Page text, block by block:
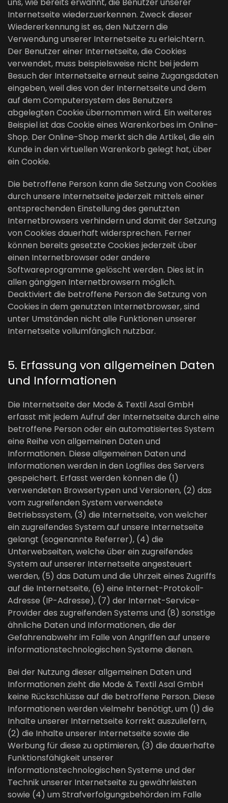
Internetseite wiederzuerkennen. Zweck dieser
Wiedererkennung ist es, den Nutzern die
Verwendung unserer Internetseite zu erleichtern.
Der Benutzer einer Internetseite, die Cookies
verwendet, muss beispielsweise nicht bei jedem
Besuch der Internetseite erneut seine Zugangsdaten
eingeben, weil dies von der Internetseite und dem
auf dem Computersystem des Benutzers
abgelegten Cookie übernommen wird. Ein weiteres
Beispiel ist das Cookie eines Warenkorbes im Online-
Shop. Der Online-Shop merkt sich die Artikel, die ein
Kunde in den virtuellen Warenkorb gelegt hat, über
ein Cookie.
Die betroffene Person kann die Setzung von Cookies
durch unsere Internetseite jederzeit mittels einer
entsprechenden Einstellung des genutzten
Internetbrowsers verhindern und damit der Setzung
von Cookies dauerhaft widersprechen. Ferner
können bereits gesetzte Cookies jederzeit über
einen Internetbrowser oder andere
Softwareprogramme gelöscht werden. Dies ist in
allen gängigen Internetbrowsern möglich.
Deaktiviert die betroffene Person die Setzung von
Cookies in dem genutzten Internetbrowser, sind
unter Umständen nicht alle Funktionen unserer
Internetseite vollumfänglich nutzbar.
5. Erfassung von allgemeinen Daten
und Informationen
Die Internetseite der Mode & Textil Asal GmbH
erfasst mit jedem Aufruf der Internetseite durch eine
betroffene Person oder ein automatisiertes System
eine Reihe von allgemeinen Daten und
Informationen. Diese allgemeinen Daten und
Informationen werden in den Logfiles des Servers
gespeichert. Erfasst werden können die (1)
verwendeten Browsertypen und Versionen, (2) das
vom zugreifenden System verwendete
Betriebssystem, (3) die Internetseite, von welcher
ein zugreifendes System auf unsere Internetseite
gelangt (sogenannte Referrer), (4) die
Unterwebseiten, welche über ein zugreifendes
System auf unserer Internetseite angesteuert
werden, (5) das Datum und die Uhrzeit eines Zugriffs
auf die Internetseite, (6) eine Internet-Protokoll-
Adresse (IP-Adresse), (7) der Internet-Service-
Provider des zugreifenden Systems und (8) sonstige
ähnliche Daten und Informationen, die der
Gefahrenabwehr im Falle von Angriffen auf unsere
informationstechnologischen Systeme dienen.
Bei der Nutzung dieser allgemeinen Daten und
Informationen zieht die Mode & Textil Asal GmbH
keine Rückschlüsse auf die betroffene Person. Diese
Informationen werden vielmehr benötigt, um (1) die
Inhalte unserer Internetseite korrekt auszuliefern,
(2) die Inhalte unserer Internetseite sowie die
Werbung für diese zu optimieren, (3) die dauerhafte
Funktionsfähigkeit unserer
informationstechnologischen Systeme und der
Technik unserer Internetseite zu gewährleisten
sowie (4) um Strafverfolgungsbehörden im Falle